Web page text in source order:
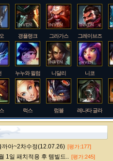
갱플랭크 그라가스 그레이브즈
누누와 윌럼프 니달리 니코
럭스 럼블 레나타 글라스크
룰루 르블랑 리 신
까아~2차수정(12.07.26) [평가:177]
1일 패치적용 후 템빌드.. [평가:245]